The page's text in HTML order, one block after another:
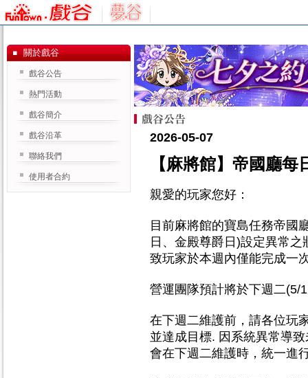
2026-05-07
【麻將館】帝國廳
親愛的玩家您好：
目前麻將館的寶島任務帝國
日、金殿尊爵日)設定異常
致玩家於本週內僅能完成一
營運團隊預計將於下週二(5/
在下週二維護前，請各位玩
並達成目標. 因系統異常導
會在下週二維護時，統一進
關於戲谷
戲谷公告
熱門活動
戲谷簡介
戲谷沿革
聯絡我們
使用者合約